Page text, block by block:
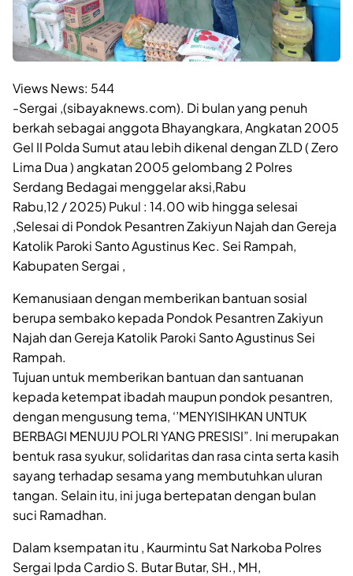
Views News: 544
-Sergai ,(sibayaknews.com). Di bulan yang penuh
berkah sebagai anggota Bhayangkara, Angkatan 2005
Gel II Polda Sumut atau lebih dikenal dengan ZLD ( Zero
Lima Dua ) angkatan 2005 gelombang 2 Polres
Serdang Bedagai menggelar aksi,Rabu
Rabu,12 / 2025) Pukul : 14.00 wib hingga selesai
,Selesai di Pondok Pesantren Zakiyun Najah dan Gereja
Katolik Paroki Santo Agustinus Kec. Sei Rampah,
Kabupaten Sergai ,
Kemanusiaan dengan memberikan bantuan sosial
berupa sembako kepada Pondok Pesantren Zakiyun
Najah dan Gereja Katolik Paroki Santo Agustinus Sei
Rampah.
Tujuan untuk memberikan bantuan dan santuanan
kepada ketempat ibadah maupun pondok pesantren,
dengan mengusung tema, ‘’MENYISIHKAN UNTUK
BERBAGI MENUJU POLRI YANG PRESISI”. Ini merupakan
bentuk rasa syukur, solidaritas dan rasa cinta serta kasih
sayang terhadap sesama yang membutuhkan uluran
tangan. Selain itu, ini juga bertepatan dengan bulan
suci Ramadhan.
Dalam ksempatan itu , Kaurmintu Sat Narkoba Polres
Sergai Ipda Cardio S. Butar Butar, SH., MH,